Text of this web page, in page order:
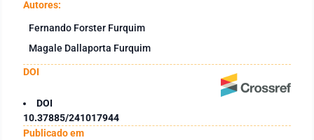
Autores:
Fernando Forster Furquim
Magale Dallaporta Furquim
DOI
DOI
10.37885/241017944
Publicado em